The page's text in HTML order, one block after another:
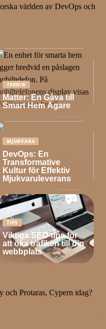
världen av DevOps och
TEKNIK
Matter: En Gåva till
Smart Hem Ägare
MJUKVARA
DevOps: En
Transformative
Kultur för Effektiv
Mjukvaruleverans
TIPS
Viktiga SEO-tips för
att öka trafiken till din
webbplats
och Protaras, Cypern idag?